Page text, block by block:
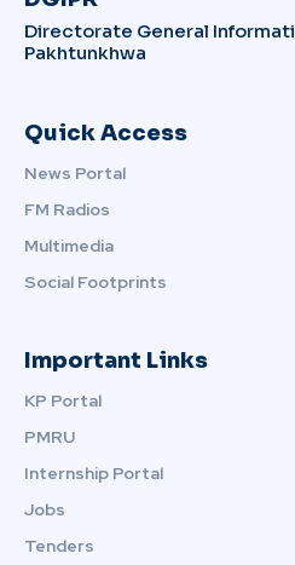
Directorate General
Pakhtunkhwa
Quick Access
News Portal
FM Radios
Multimedia
Social Footprints
Important Links
KP Portal
PMRU
Internship Portal
Jobs
Tenders